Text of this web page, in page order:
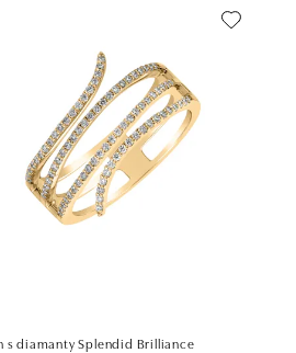
s diamanty Splendid Brilliance